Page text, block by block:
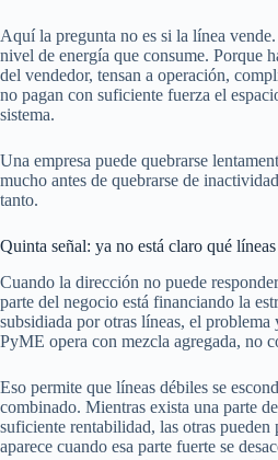
Aquí la pregunta no es si la línea
nivel de energía que consume. Porque
del vendedor, tensan a operación,
no pagan con suficiente fuerza el
sistema.
Una empresa puede quebrarse
mucho antes de quebrarse de
tanto.
Quinta señal: ya no está claro qué
Cuando la dirección no puede
parte del negocio está financiando la
subsidiada por otras líneas, el
PyME opera con mezcla agregada, no
Eso permite que líneas débiles se
combinado. Mientras exista una parte
suficiente rentabilidad, las otras pueden
aparece cuando esa parte fuerte se